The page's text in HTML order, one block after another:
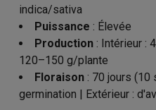
indica/sativa
Puissance : Élevée
Production : Intérieur :
120–150 g/plante
Floraison : 70 jours (10
germination | Extérieur :